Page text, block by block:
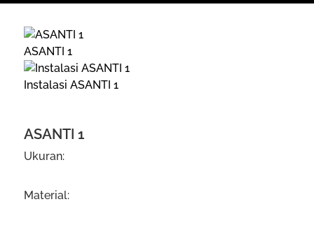
ASANTI 1
Instalasi ASANTI 1
ASANTI 1
Ukuran:
Material: